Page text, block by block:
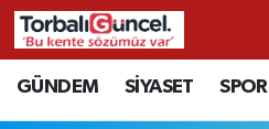
GÜNDEM SİYASET SPOR
İzmir Nöbetçi Eczaneler